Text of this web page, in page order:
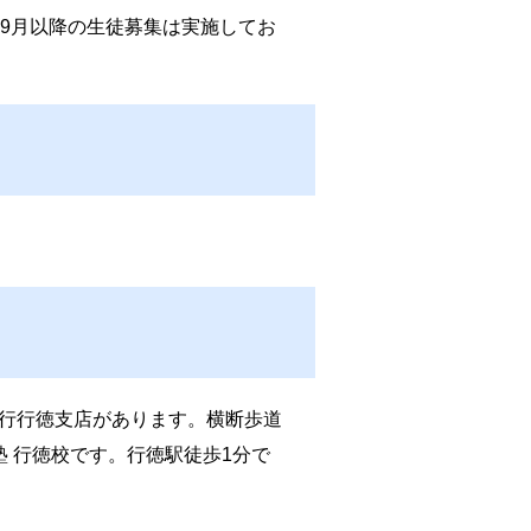
月以降の生徒募集は実施してお
行徳支店があります。横断歩道
行徳校です。行徳駅徒歩1分で